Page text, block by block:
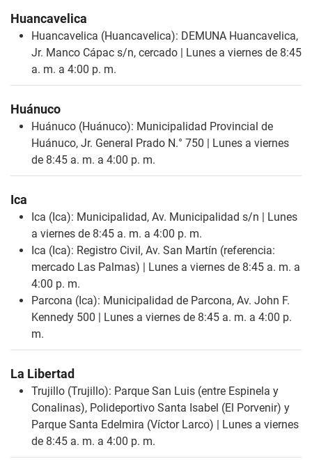
Huancavelica
Huancavelica (Huancavelica): DEMUNA Huancavelica,
Jr. Manco Cápac s/n, cercado | Lunes a viernes de 8:45
a. m. a 4:00 p. m.
Huánuco
Huánuco (Huánuco): Municipalidad Provincial de
Huánuco, Jr. General Prado N.° 750 | Lunes a viernes
de 8:45 a. m. a 4:00 p. m.
Ica
Ica (Ica): Municipalidad, Av. Municipalidad s/n | Lunes
a viernes de 8:45 a. m. a 4:00 p. m.
Ica (Ica): Registro Civil, Av. San Martín (referencia:
mercado Las Palmas) | Lunes a viernes de 8:45 a. m. a
4:00 p. m.
Parcona (Ica): Municipalidad de Parcona, Av. John F.
Kennedy 500 | Lunes a viernes de 8:45 a. m. a 4:00 p.
m.
La Libertad
Trujillo (Trujillo): Parque San Luis (entre Espinela y
Conalinas), Polideportivo Santa Isabel (El Porvenir) y
Parque Santa Edelmira (Víctor Larco) | Lunes a viernes
de 8:45 a. m. a 4:00 p. m.